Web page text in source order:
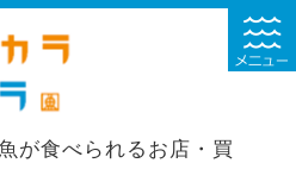
が食べられるお店・買